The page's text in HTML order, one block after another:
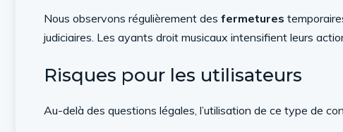
Nous observons régulièrement des fermetures
judiciaires. Les ayants droit musicaux intensifient leurs
Risques pour les utilisateurs
Au-delà des questions légales, l’utilisation de ce type de